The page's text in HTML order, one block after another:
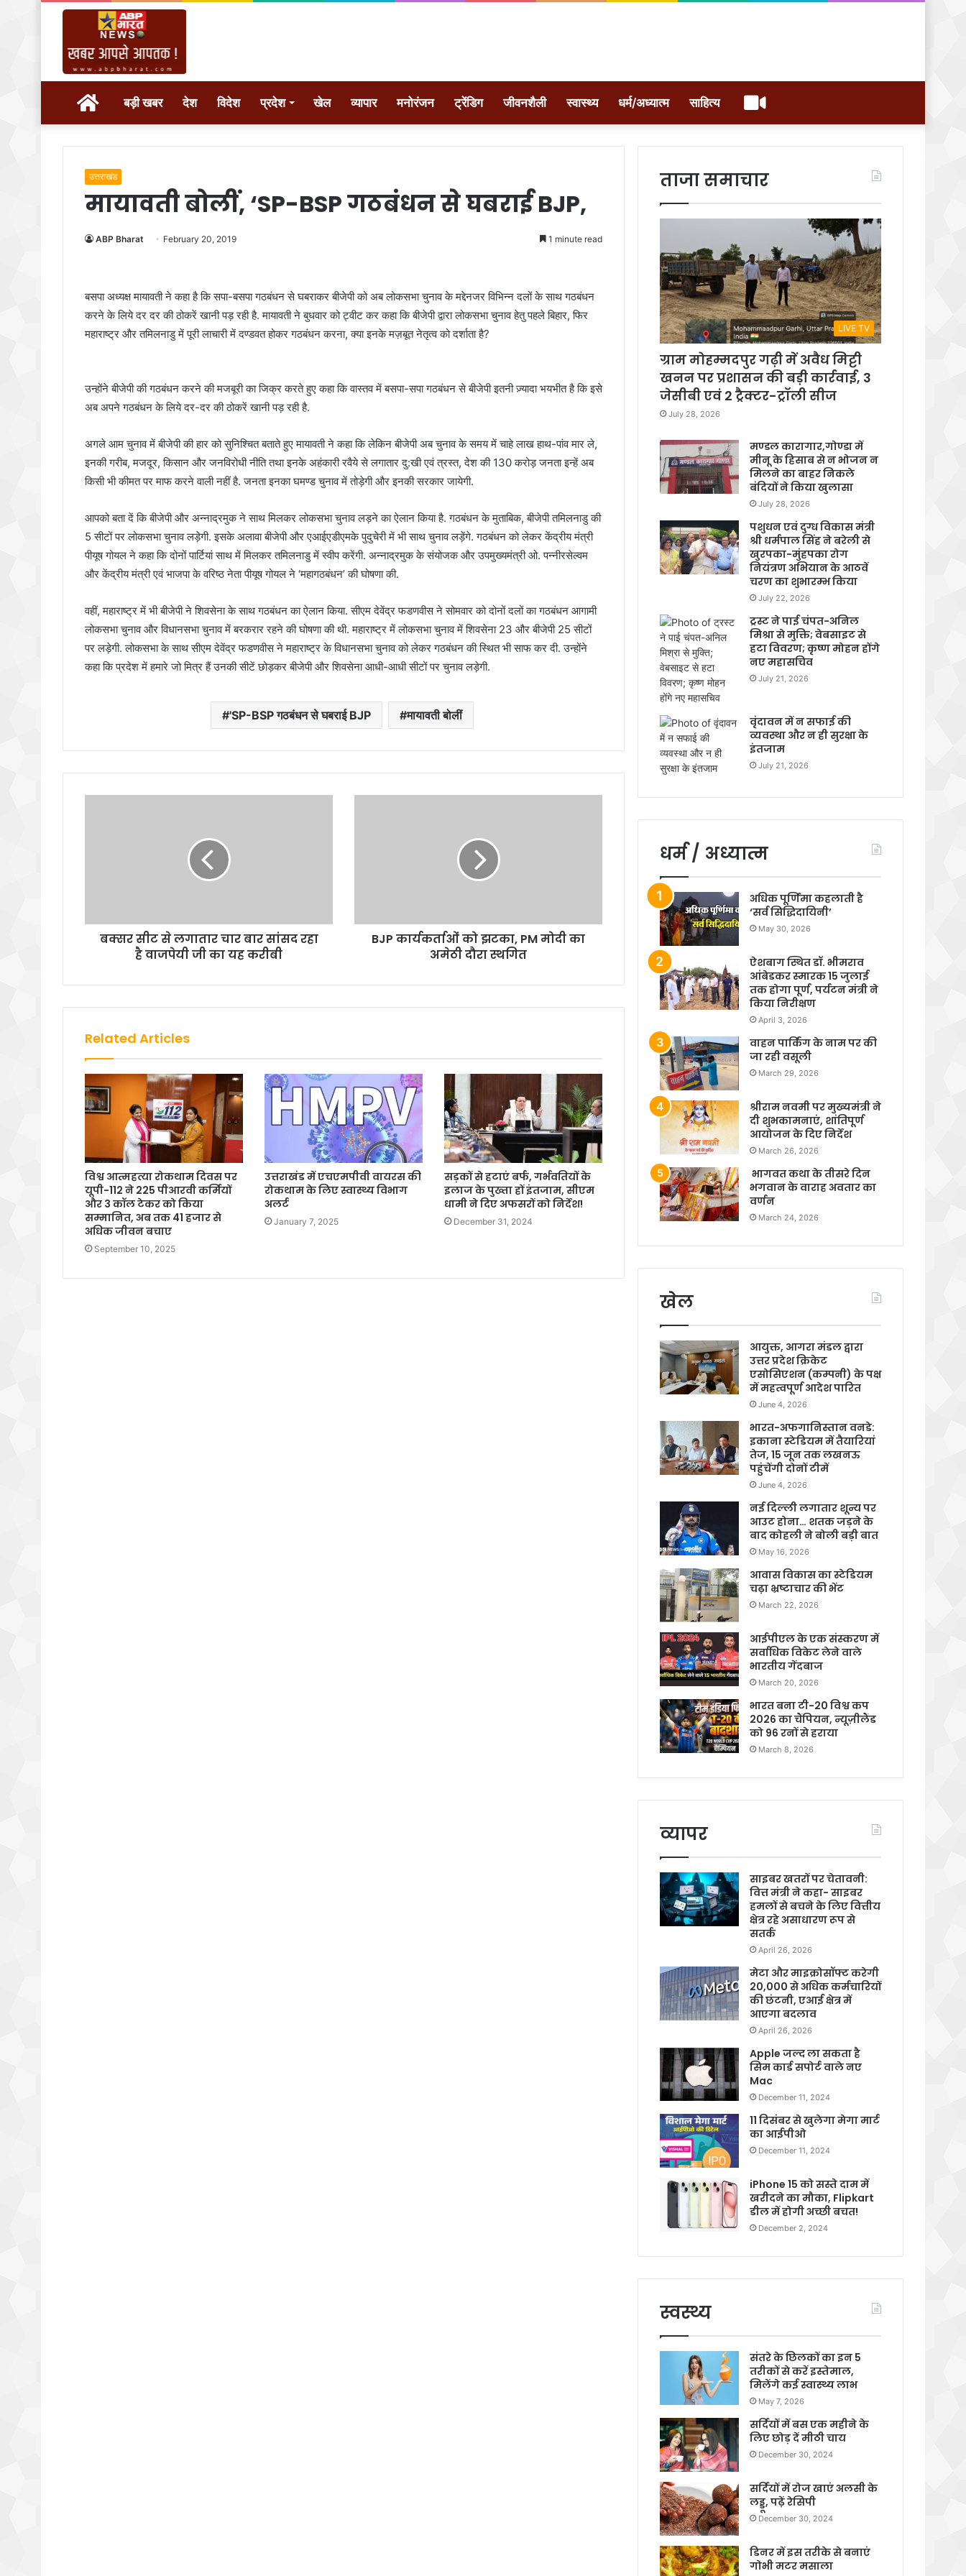
होम बड़ी खबर देश विदेश प्रदेश खेल व्यापार मनोरंजन ट्रेंडिग जीवनशैली स्वास्थ्य धर्म/अध्यात्म साहित्य वीडियो
उत्तराखंड
मायावती बोलीं, ‘SP-BSP गठबंधन से घबराई BJP,
ABP Bharat February 20, 2019 1 minute read
बसपा अध्यक्ष मायावती ने कहा है कि सपा-बसपा गठबंधन से घबराकर बीजेपी को अब लोकसभा चुनाव के मद्देनजर विभिन्न दलों के साथ गठबंधन
करने के लिये दर दर की ठोकरें खानी पड़ रही है. मायावती ने बुधवार को ट्वीट कर कहा कि बीजेपी द्वारा लोकसभा चुनाव हेतु पहले बिहार, फिर
महाराष्ट्र और तमिलनाडु में पूरी लाचारी में दण्डवत होकर गठबंधन करना, क्या इनके मज़बूत नेतृत्व को दर्शाता है?
उन्होंने बीजेपी की गठबंधन करने की मजबूरी का जिक्र करते हुए कहा कि वास्तव में बसपा-सपा गठबंधन से बीजेपी इतनी ज़्यादा भयभीत है कि इसे
अब अपने गठबंधन के लिये दर-दर की ठोकरें खानी पड़ रही है.
अगले आम चुनाव में बीजेपी की हार को सुनिश्चित बताते हुए मायावती ने कहा कि लेकिन बीजेपी अब चुनाव के समय में चाहे लाख हाथ-पांव मार ले,
इनकी गरीब, मजदूर, किसान और जनविरोधी नीति तथा इनके अहंकारी रवैये से लगातार दु:खी एवं त्रस्त, देश की 130 करोड़ जनता इन्हें अब
किसी भी कीमत पर माफ करने वाली नहीं है. जनता इनका घमण्ड चुनाव में तोड़ेगी और इनकी सरकार जायेगी.
आपको बता दें कि बीजेपी और अन्नाद्रमुक ने साथ मिलकर लोकसभा चुनाव लड़ने का ऐलान किया है. गठबंधन के मुताबिक, बीजेपी तमिलनाडु की
5 सीटों पर लोकसभा चुनाव लड़ेगी. इसके अलावा बीजेपी और एआईएडीएमके पुदुचेरी में भी साथ चुनाव लड़ेंगे. गठबंधन को लेकर केंद्रीय मंत्री
पीयूष गोयल ने कहा कि दोनों पार्टियां साथ में मिलकर तमिलनाडु में स्वीप करेंगी. अन्नाद्रमुक के संयोजक और उपमुख्यमंत्री ओ. पन्नीरसेल्वम
और केंद्रीय मंत्री एवं भाजपा के वरिष्ठ नेता पीयूष गोयल ने ‘महागठबंधन’ की घोषणा की.
वहीं, महाराष्ट्र में भी बीजेपी ने शिवसेना के साथ गठबंधन का ऐलान किया. सीएम देवेंद्र फडणवीस ने सोमवार को दोनों दलों का गठबंधन आगामी
लोकसभा चुनाव और विधानसभा चुनाव में बरकरार रहने की घोषणा की थी. महाराष्ट्र में लोकसभा चुनाव में शिवसेना 23 और बीजेपी 25 सीटों
पर लड़ेगी. लोकसभा के साथ सीएम देवेंद्र फडणवीस ने महाराष्ट्र के विधानसभा चुनाव को लेकर गठबंधन की स्थित भी साफ कर दी. उन्होंने
कहा कि प्रदेश में हमारे जो मित्र हैं उनकी सीटें छोड़कर बीजेपी और शिवसेना आधी-आधी सीटों पर चुनाव लड़ेगी.
'SP-BSP गठबंधन से घबराई BJP मायावती बोलीं
बक्सर सीट से लगातार चार बार सांसद रहा
है वाजपेयी जी का यह करीबी
BJP कार्यकर्ताओं को झटका, PM मोदी का
अमेठी दौरा स्थगित
Related Articles
विश्व आत्महत्या रोकथाम दिवस पर
यूपी-112 ने 225 पीआरवी कर्मियों
और 3 कॉल टेकर को किया
सम्मानित, अब तक 41 हजार से
अधिक जीवन बचाए
September 10, 2025
उत्तराखंड में एचएमपीवी वायरस की
रोकथाम के लिए स्वास्थ्य विभाग
अलर्ट
January 7, 2025
सड़कों से हटाएं बर्फ, गर्भवतियों के
इलाज के पुख्ता हों इंतजाम, सीएम
धामी ने दिए अफसरों को निर्देश!
December 31, 2024
ताजा समाचार
LIVE TV
ग्राम मोहम्मदपुर गढ़ी में अवैध मिट्टी
खनन पर प्रशासन की बड़ी कार्रवाई, 3
जेसीबी एवं 2 ट्रैक्टर-ट्रॉली सीज
July 28, 2026
मण्डल कारागार,गोण्डा में
मीनू के हिसाब से न भोजन न
मिलने का बाहर निकले
बंदियों ने किया खुलासा
July 28, 2026
पशुधन एवं दुग्ध विकास मंत्री
श्री धर्मपाल सिंह ने बरेली से
खुरपका-मुंहपका रोग
नियंत्रण अभियान के आठवें
चरण का शुभारम्भ किया
July 22, 2026
ट्रस्ट ने पाई चंपत-अनिल
मिश्रा से मुक्ति; वेबसाइट से
हटा विवरण; कृष्ण मोहन होंगे
नए महासचिव
July 21, 2026
वृंदावन में न सफाई की
व्यवस्था और न ही सुरक्षा के
इंतजाम
July 21, 2026
धर्म / अध्यात्म
अधिक पूर्णिमा कहलाती है
‘सर्व सिद्धिदायिनी’
May 30, 2026
ऐशबाग स्थित डॉ. भीमराव
आंबेडकर स्मारक 15 जुलाई
तक होगा पूर्ण, पर्यटन मंत्री ने
किया निरीक्षण
April 3, 2026
वाहन पार्किंग के नाम पर की
जा रही वसूली
March 29, 2026
श्रीराम नवमी पर मुख्यमंत्री ने
दी शुभकामनाएं, शांतिपूर्ण
आयोजन के दिए निर्देश
March 26, 2026
भागवत कथा के तीसरे दिन
भगवान के वाराह अवतार का
वर्णन
March 24, 2026
खेल
आयुक्त, आगरा मंडल द्वारा
उत्तर प्रदेश क्रिकेट
एसोसिएशन (कम्पनी) के पक्ष
में महत्वपूर्ण आदेश पारित
June 4, 2026
भारत-अफगानिस्तान वनडे:
इकाना स्टेडियम में तैयारियां
तेज, 15 जून तक लखनऊ
पहुंचेंगी दोनों टीमें
June 4, 2026
नई दिल्ली लगातार शून्य पर
आउट होना… शतक जड़ने के
बाद कोहली ने बोली बड़ी बात
May 16, 2026
आवास विकास का स्टेडियम
चढ़ा भ्रष्टाचार की भेंट
March 22, 2026
आईपीएल के एक संस्करण में
सर्वाधिक विकेट लेने वाले
भारतीय गेंदबाज
March 20, 2026
भारत बना टी-20 विश्व कप
2026 का चैंपियन, न्यूज़ीलैंड
को 96 रनों से हराया
March 8, 2026
व्यापर
साइबर खतरों पर चेतावनी:
वित्त मंत्री ने कहा- साइबर
हमलों से बचने के लिए वित्तीय
क्षेत्र रहे असाधारण रूप से
सतर्क
April 26, 2026
मेटा और माइक्रोसॉफ्ट करेगी
20,000 से अधिक कर्मचारियों
की छंटनी, एआई क्षेत्र में
आएगा बदलाव
April 26, 2026
Apple जल्द ला सकता है
सिम कार्ड सपोर्ट वाले नए
Mac
December 11, 2024
11 दिसंबर से खुलेगा मेगा मार्ट
का आईपीओ
December 11, 2024
iPhone 15 को सस्ते दाम में
खरीदने का मौका, Flipkart
डील में होगी अच्छी बचत!
December 2, 2024
स्वस्थ्य
संतरे के छिलकों का इन 5
तरीकों से करें इस्तेमाल,
मिलेंगे कई स्वास्थ्य लाभ
May 7, 2026
सर्दियों में बस एक महीने के
लिए छोड़ दें मीठी चाय
December 30, 2024
सर्दियों में रोज खाएं अलसी के
लड्डू, पढ़ें रेसिपी
December 30, 2024
डिनर में इस तरीके से बनाएं
गोभी मटर मसाला